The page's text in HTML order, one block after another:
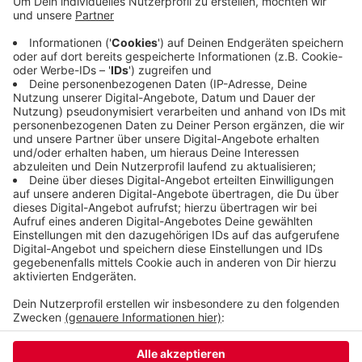
Süßigkeiten und Tabak entkommen. Zeugen sahen
sie noch in Richtung Rödigerstraße weglaufen. Die
zwei jungen Männer (16-20 Jahre alt) waren mit
Shorts und Sportschuhen bekleidet. Sie trugen
beide eine Mundschutzmaske und hatten
Sporttaschen dabei.
Veröffentlicht:Freitag, 21.05.2021 11:37
Anzeige
Anzeige